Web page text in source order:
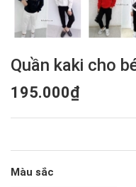
Quần kaki cho
195.000₫
Màu sắc